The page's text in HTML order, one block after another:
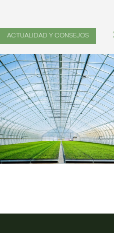
ACTUALIDAD Y CONSEJOS